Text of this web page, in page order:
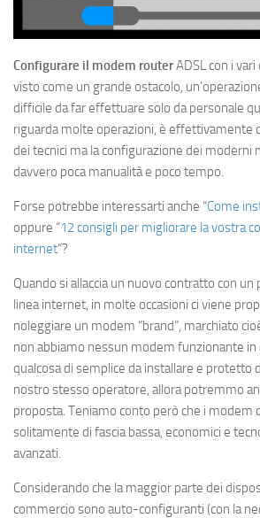
Configurare il modem routerADSL con i
visto come un grande ostacolo,
difficile da far effettuare solo da personale
riguarda molte operazioni, è effettivamente
dei tecnici ma la configurazione dei moderni
davvero poca manualità e poco tempo.
Forse potrebbe interessarti anche “Come
oppure “12 consigli per migliorare la vostra
internet“?
Quando si allaccia un nuovo contratto con
linea internet, in molte occasioni ci viene
noleggiare un modem “brand”, marchiato
non abbiamo nessun modem funzionante in
qualcosa di semplice da installare e protetto
nostro stesso operatore, allora potremmo
proposta. Teniamo conto però che i modem
solitamente di fascia bassa, economici e
avanzati.
Considerando che la maggior parte dei
commercio sono auto-configuranti (con la